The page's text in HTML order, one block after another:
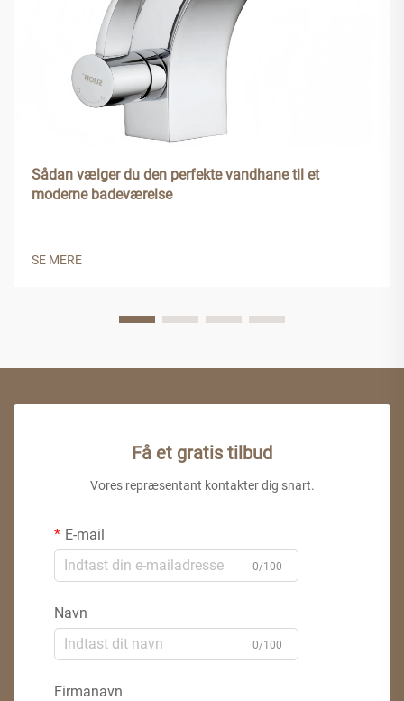
Sådan vælger du den perfekte vandhane til et
moderne badeværelse
SE MERE
Få et gratis tilbud
Vores repræsentant kontakter dig snart.
E-mail
0/100
Navn
0/100
Firmanavn